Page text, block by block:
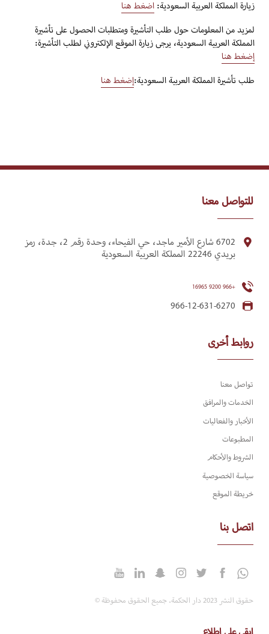
زيارة المملكة العربية السعودية: اضغط هنا
لمزيد من المعلومات حول طلب التأشيرة ومتطلبات الحصول على تأشيرة
المملكة العربية السعودية، يرجى زيارة الموقع الإلكتروني لطلب التأشيرة:
إضغط هنا
طلب تأشيرة المملكة العربية السعودية:إضغط هنا
للتواصل معنا
6702 شارع الأمير ماجد، حي الفيحاء، وحدة رقم 2، جدة، رمز
بريدي 22246 المملكة العربية السعودية
+966 9200 16965
966-12-631-6270
روابط أخرى
تواصل معنا
الخدمات والمرافق
الأخبار والفعاليات
المطبوعات
الشروط والأحكام
سياسة الخصوصية
خريطة الموقع
اتصل بنا
حقوق النشر 2023 دار الحكمة. جميع الحقوق محفوظة ©